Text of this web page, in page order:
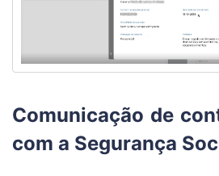
Comunicação de
com a Segurança